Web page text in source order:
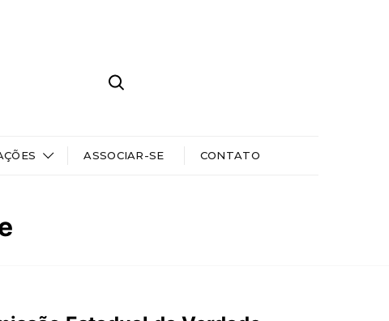
ASSOCIAR-SE CONTATO